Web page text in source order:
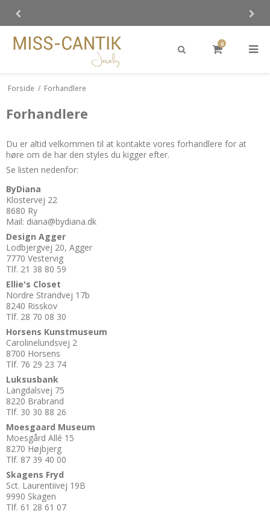
0
Forside / Forhandlere
Forhandlere
Du er altid velkommen til at kontakte vores forhandlere for at
høre om de har den styles du kigger efter.
Se listen nedenfor:
ByDiana
Klostervej 22
8680 Ry
Mail: diana@bydiana.dk
Design Agger
Lodbjergvej 20, Agger
7770 Vestervig
Tlf. 21 38 80 59
Ellie's Closet
Nordre Strandvej 17b
8240 Risskov
Tlf. 28 70 08 30
Horsens Kunstmuseum
Carolinelundsvej 2
8700 Horsens
Tlf. 76 29 23 74
Luksusbank
Langdalsvej 75
8220 Brabrand
Tlf. 30 30 88 26
Moesgaard Museum
Moesgård Allé 15
8270 Højbjerg
Tlf. 87 39 40 00
Skagens Fryd
Sct. Laurentiivej 19B
9990 Skagen
Tlf. 61 28 61 07